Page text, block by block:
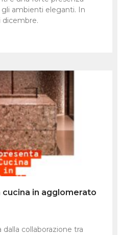
ambienti eleganti. In
dicembre.
cucina in agglomerato
collaborazione tra